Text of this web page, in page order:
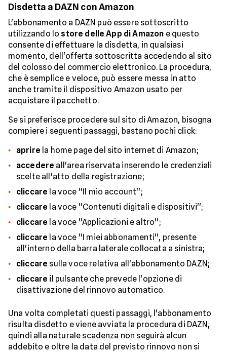
Disdetta a DAZN con Amazon
L'abbonamento a DAZN può essere sottoscritto
utilizzando lo store delle App di Amazon e questo
consente di effettuare la disdetta, in qualsiasi
momento, dell'offerta sottoscritta accedendo al sito
del colosso del commercio elettronico. La procedura,
che è semplice e veloce, può essere messa in atto
anche tramite il dispositivo Amazon usato per
acquistare il pacchetto.
Se si preferisce procedere sul sito di Amazon, bisogna
compiere i seguenti passaggi, bastano pochi click:
aprire la home page del sito internet di Amazon;
accedere all'area riservata inserendo le credenziali
scelte all'atto della registrazione;
cliccare la voce ''Il mio account'';
cliccare la voce ''Contenuti digitali e dispositivi'';
cliccare la voce ''Applicazioni e altro'';
cliccare la voce ''I miei abbonamenti'', presente
all'interno della barra laterale collocata a sinistra;
cliccare sulla voce relativa all'abbonamento DAZN;
cliccare il pulsante che prevede l'opzione di
disattivazione del rinnovo automatico.
Una volta completati questi passaggi, l'abbonamento
risulta disdetto e viene avviata la procedura di DAZN,
quindi alla naturale scadenza non seguirà alcun
addebito e oltre la data del previsto rinnovo non si